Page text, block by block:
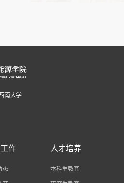
南大学
作
态
人才培养
本科生教育